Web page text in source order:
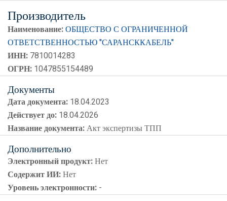
Производитель
Наименование:ОБЩЕСТВО С ОГРАНИЧЕННОЙ
ОТВЕТСТВЕННОСТЬЮ "САРАНСККАБЕЛЬ"
ИНН: 7810014283
ОГРН: 1047855154489
Документы
Дата документа: 18.04.2023
Действует до: 18.04.2026
Название документа:Акт экспертизы ТПП
Дополнительно
Электронный продукт:Нет
Содержит ИИ:Нет
Уровень электронности: -